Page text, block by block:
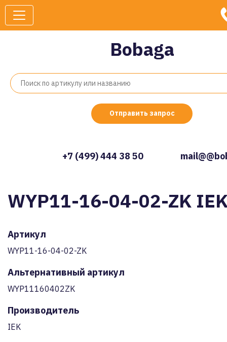
Bobaga
Отправить запрос
+7 (499) 444 38 50
WYP11-16-04-02-ZK
Артикул
WYP11-16-04-02-ZK
Альтернативный артикул
WYP11160402ZK
Производитель
IEK